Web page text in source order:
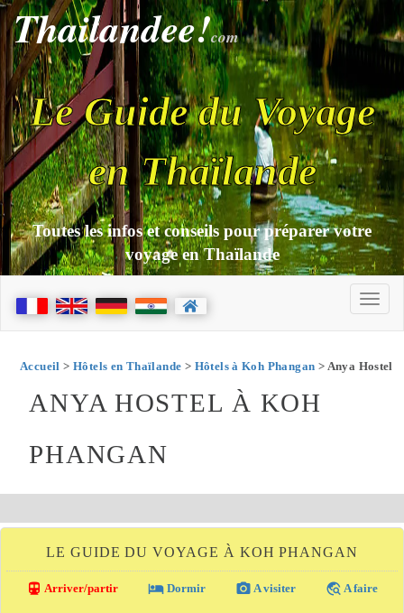
Thailandee!com
Le Guide du Voyage
en Thaïlande
Toutes les infos et conseils pour préparer votre
voyage en Thaïlande
Accueil > Hôtels en Thaïlande > Hôtels à Koh Phangan > Anya Hostel
ANYA HOSTEL À KOH
PHANGAN
LE GUIDE DU VOYAGE À KOH PHANGAN
directions_transit Arriver/partir local_hotel Dormir photo_camera A visiter travel_explore A faire